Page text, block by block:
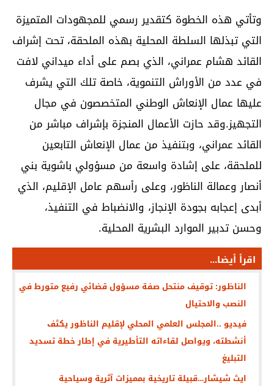
وتأتي هذه الخطوة كتقدير رسمي للمجهودات المتميزة
التي تبذلها السلطة المحلية بهذه الملحقة، تحت إشراف
القائد هشام عمراني، الذي بصم على أداء ميداني لافت
في عدد من الأوراش التنموية، خاصة تلك التي يشرف
عليها عمال الإنعاش الوطني المتخصصون في مجال
التجهيز.وقد حازت الأعمال المنجزة بإشراف مباشر من
القائد عمراني، وبتنفيذ من عمال الإنعاش التابعين
للملحقة، على إشادة واسعة من مسؤولي باشوية بني
أنصار وعمالة الناظور، وعلى رأسهم عامل الإقليم، الذي
أبدى إعجابه بجودة الإنجاز، والانضباط في التنفيذ،
وحسن تدبير الموارد البشرية المحلية.
اقرأ أيضا...
الناظور: توقيف منتحل صفة مسؤول قضائي رفيع متورط في
النصب والاحتيال
فيديو ..المجلس العلمي المحلي لإقليم الناظور يكثف
أنشطته، ويواصل لقاءاته التأطيرية في إطار خطة تسديد
التبليغ
ايث شيشار…قبيلة تاريخية بمميزات آثرية وسياحية